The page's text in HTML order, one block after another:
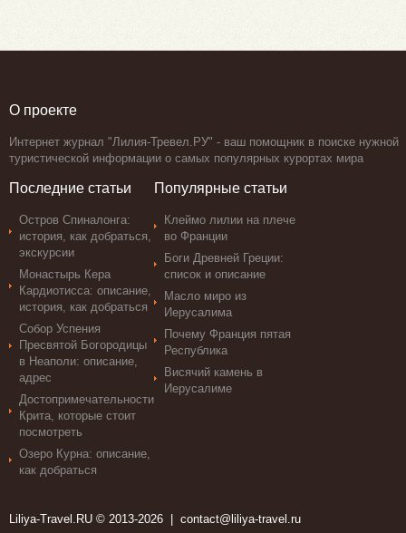
О проекте
Интернет журнал "Лилия-Тревел.РУ" - ваш помощник в поиске нужной
туристической информации о самых популярных курортах мира
Последние статьи
Остров Спиналонга:
история, как добраться,
экскурсии
Монастырь Кера
Кардиотисса: описание,
история, как добраться
Собор Успения
Пресвятой Богородицы
в Неаполи: описание,
адрес
Достопримечательности
Крита, которые стоит
посмотреть
Озеро Курна: описание,
как добраться
Популярные статьи
Клеймо лилии на плече
во Франции
Боги Древней Греции:
список и описание
Масло миро из
Иерусалима
Почему Франция пятая
Республика
Висячий камень в
Иерусалиме
Liliya-Travel.RU © 2013-2026 | contact@liliya-travel.ru